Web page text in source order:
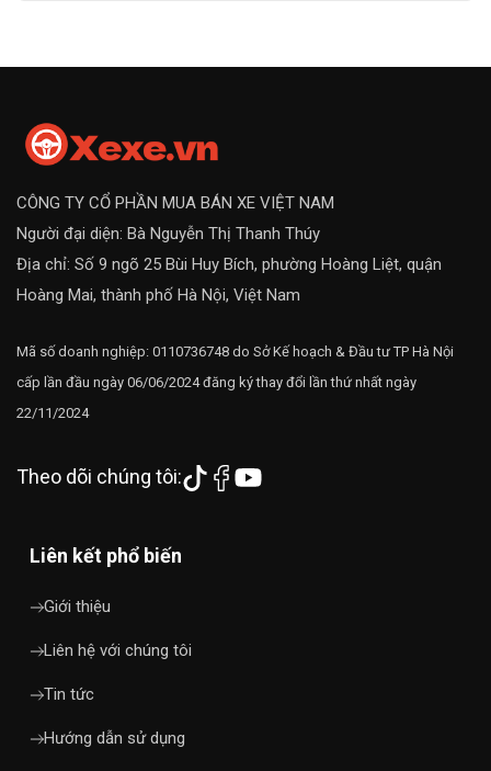
CÔNG TY CỔ PHẦN MUA BÁN XE VIỆT NAM
Người đại diện: Bà Nguyễn Thị Thanh Thúy
Địa chỉ: Số 9 ngõ 25 Bùi Huy Bích, phường Hoàng Liệt, quận
Hoàng Mai, thành phố Hà Nội, Việt Nam
Mã số doanh nghiệp: 0110736748 do Sở Kế hoạch & Đầu tư TP Hà Nội
cấp lần đầu ngày 06/06/2024 đăng ký thay đổi lần thứ nhất ngày
22/11/2024
Theo dõi chúng tôi:
Liên kết phổ biến
Giới thiệu
Liên hệ với chúng tôi
Tin tức
Hướng dẫn sử dụng